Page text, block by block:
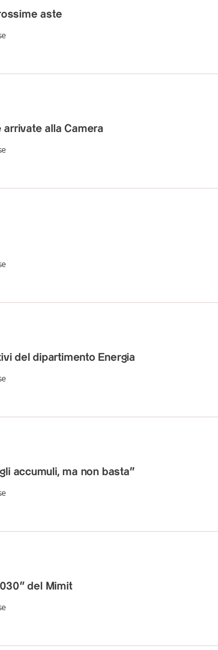
aste
alla Camera
del dipartimento Energia
accumuli, ma non basta”
del Mimit